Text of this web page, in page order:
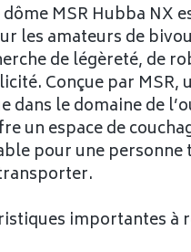
MSR Hubba NX
les amateurs de
de légèreté, de
Conçue par MSR,
dans le domaine de
un espace de
pour une personne
importantes à